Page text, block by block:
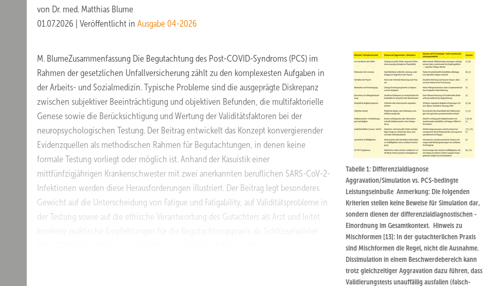
von Dr. med. Matthias Blume
01.07.2026
Veröffentlicht in Ausgabe 04-2026
Tabelle 1: Differenzialdiagnose
Aggravation/Simulation vs. PCS-bedingte
Leistungseinbuße Anmerkung: Die folgenden
Kriterien stellen keine Beweise für Simulation dar,
sondern dienen der differenzialdiagnostischen ­
Einordnung im Gesamtkontext. Hinweis zu
Mischformen [13]: In der gutachterlichen Praxis
sind Mischformen die Regel, nicht die Ausnahme.
Dissimulation in einem Beschwerdebereich kann
trotz gleichzeitiger Aggravation dazu führen, dass
Validierungstests unauffällig ausfallen (falsch-
M. BlumeZusammenfassung Die Begutachtung des Post-COVID-Syndroms (PCS) im
Rahmen der gesetzlichen Unfallversicherung zählt zu den komplexesten Aufgaben in
der Arbeits- und Sozialmedizin. Typische Probleme sind die ausgeprägte Diskrepanz
zwischen subjektiver Beeinträchtigung und objektiven Befunden, die multifaktorielle
Genese sowie die Berücksichtigung und Wertung der Validitätsfaktoren bei der
neuropsychologischen Testung. Der Beitrag entwickelt das Konzept konvergierender
Evidenzquellen als methodischen Rahmen für Begutachtungen, in denen keine
formale Testung vorliegt oder möglich ist. Anhand der Kasuistik einer
mittfünfzigjährigen Krankenschwester mit zwei anerkannten beruflichen SARS-CoV-2-
Infektionen werden diese Herausforderungen illustriert. Der Beitrag legt besonderes
Gewicht auf die Unterscheidung von Fatigue und Fatigability, auf Validitätsprobleme in
der Testung sowie auf die ethische Verantwortung des Gutachters als Arzt und leitet